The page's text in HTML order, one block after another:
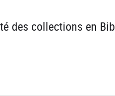
des collections en